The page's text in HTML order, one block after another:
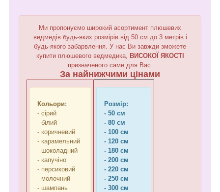
Ми пропонуємо широкий асортимент плюшевих
ведмедів будь-яких розмірів від 50 см до 3 метрів і
будь-якого забарвлення. У нас Ви завжди зможете
купити плюшевого ведмедика,
ВИСОКОЇ ЯКОСТІ
призначеного саме для Вас.
За найнижчими цінами
Кольори:
- сірий
- білий
- коричневий
- карамельний
- шоколадний
- капучіно
- персиковий
- молочний
- шампань
Розмір:
- 50 см
- 80 см
- 100 см
- 120 см
- 180 см
- 200 см
- 220 см
- 250 см
- 300 см